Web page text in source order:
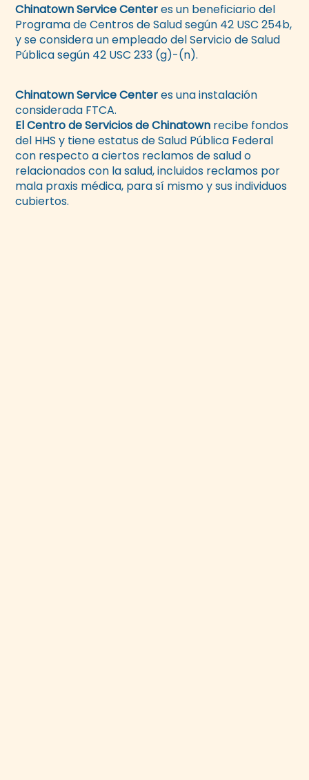
Chinatown Service Centeres un beneficiario del
Programa de Centros de Salud según 42 USC 254b,
y se considera un empleado del Servicio de Salud
Pública según 42 USC 233 (g)-(n).
Chinatown Service Centeres una instalación
considerada FTCA.
El Centro de Servicios de Chinatown recibe fondos
del HHS y tiene estatus de Salud Pública Federal
con respecto a ciertos reclamos de salud o
relacionados con la salud, incluidos reclamos por
mala praxis médica, para sí mismo y sus individuos
cubiertos.